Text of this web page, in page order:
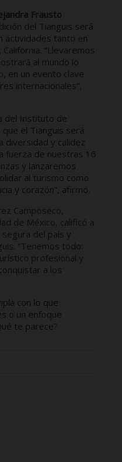
Frausto
del Tianguis será
actividades tanto en
“Llevaremos
al mundo lo
en un evento clave
internacionales”,
del Instituto de
el Tianguis será
diversidad y calidez
fuerza de nuestras 16
y lanzaremos
al turismo como
y corazón”, afirmó.
Camposeco,
de México, calificó a
segura del país y
“Tenemos todo:
profesional y
a los
con lo que
o un enfoque
te parece?